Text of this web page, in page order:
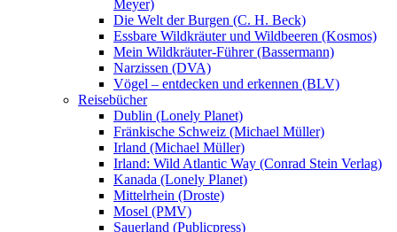
Meyer)
Die Welt der Burgen (C. H. Beck)
Essbare Wildkräuter und Wildbeeren (Kosmos)
Mein Wildkräuter-Führer (Bassermann)
Narzissen (DVA)
Vögel – entdecken und erkennen (BLV)
Reisebücher
Dublin (Lonely Planet)
Fränkische Schweiz (Michael Müller)
Irland (Michael Müller)
Irland: Wild Atlantic Way (Conrad Stein Verlag)
Kanada (Lonely Planet)
Mittelrhein (Droste)
Mosel (PMV)
Sauerland (Publicpress)